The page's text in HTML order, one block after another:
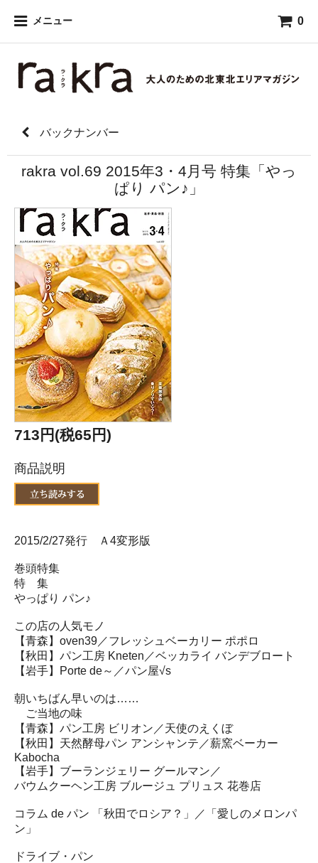
メニュー 0
バックナンバー
rakra vol.69 2015年3・4月号 特集「やっ
ぱり パン♪」
713円(税65円)
商品説明
2015/2/27発行 Ａ4変形版
巻頭特集
特 集
やっぱり パン♪
この店の人気モノ
【青森】oven39／フレッシュベーカリー ポポロ
【秋田】パン工房 Kneten／ベッカライ バンデブロート
【岩手】Porte de～／パン屋√s
朝いちばん早いのは……
ご当地の味
【青森】パン工房 ビリオン／天使のえくぼ
【秋田】天然酵母パン アンシャンテ／薪窯ベーカー
Kabocha
【岩手】ブーランジェリー グールマン／
バウムクーヘン工房 ブルージュ プリュス 花巻店
コラム de パン 「秋田でロシア？」／「愛しのメロンパ
ン」
ドライブ・パン